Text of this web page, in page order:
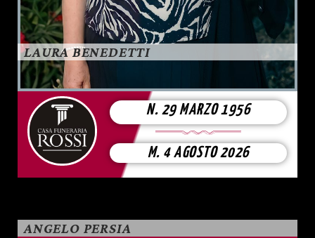
LAURA BENEDETTI
N. 29 MARZO 1956
M. 4 AGOSTO 2026
ANGELO PERSIA